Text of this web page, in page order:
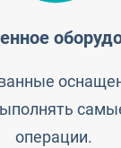
операции.